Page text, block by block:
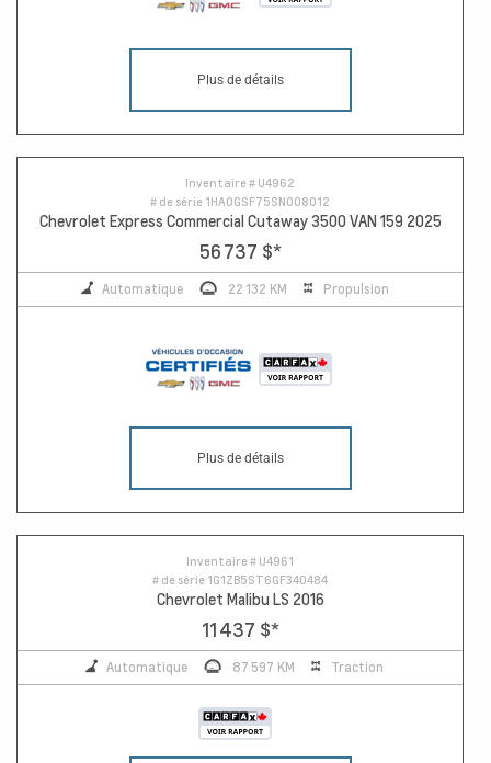
Plus de détails
Inventaire # U4962
# de série 1HA0GSF75SN008012
Chevrolet Express Commercial Cutaway 3500 VAN 159 2025
56 737 $*
Automatique 22 132 KM Propulsion
Plus de détails
Inventaire # U4961
# de série 1G1ZB5ST6GF340484
Chevrolet Malibu LS 2016
11 437 $*
Automatique 87 597 KM Traction